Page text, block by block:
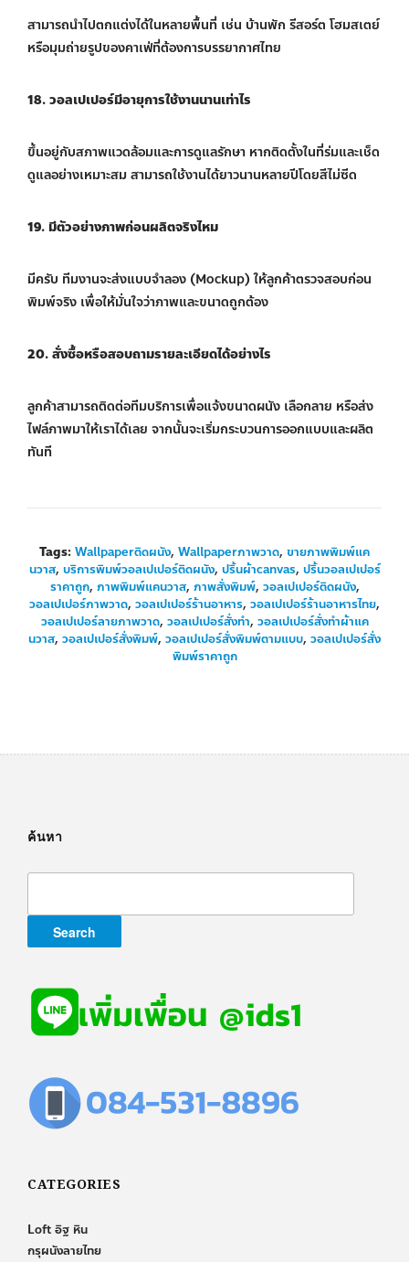
สามารถนำไปตกแต่งได้ในหลายพื้นที่ เช่น บ้านพัก รีสอร์ต โฮมสเตย์
หรือมุมถ่ายรูปของคาเฟ่ที่ต้องการบรรยากาศไทย
18. วอลเปเปอร์มีอายุการใช้งานนานเท่าไร
ขึ้นอยู่กับสภาพแวดล้อมและการดูแลรักษา หากติดตั้งในที่ร่มและเช็ด
ดูแลอย่างเหมาะสม สามารถใช้งานได้ยาวนานหลายปีโดยสีไม่ซีด
19. มีตัวอย่างภาพก่อนผลิตจริงไหม
มีครับ ทีมงานจะส่งแบบจำลอง (Mockup) ให้ลูกค้าตรวจสอบก่อน
พิมพ์จริง เพื่อให้มั่นใจว่าภาพและขนาดถูกต้อง
20. สั่งซื้อหรือสอบถามรายละเอียดได้อย่างไร
ลูกค้าสามารถติดต่อทีมบริการเพื่อแจ้งขนาดผนัง เลือกลาย หรือส่ง
ไฟล์ภาพมาให้เราได้เลย จากนั้นจะเริ่มกระบวนการออกแบบและผลิต
ทันที
Tags: Wallpaperติดผนัง, Wallpaperภาพวาด, ขายภาพพิมพ์แค
นวาส, บริการพิมพ์วอลเปเปอร์ติดผนัง, ปริ้นผ้าcanvas, ปริ้นวอลเปเปอร์
ราคาถูก, ภาพพิมพ์แคนวาส, ภาพสั่งพิมพ์, วอลเปเปอร์ติดผนัง,
วอลเปเปอร์ภาพวาด, วอลเปเปอร์ร้านอาหาร, วอลเปเปอร์ร้านอาหารไทย,
วอลเปเปอร์ลายภาพวาด, วอลเปเปอร์สั่งทำ, วอลเปเปอร์สั่งทำผ้าแค
นวาส, วอลเปเปอร์สั่งพิมพ์, วอลเปเปอร์สั่งพิมพ์ตามแบบ, วอลเปเปอร์สั่ง
พิมพ์ราคาถูก
ค้นหา
CATEGORIES
Loft อิฐ หิน
กรุผนังลายไทย